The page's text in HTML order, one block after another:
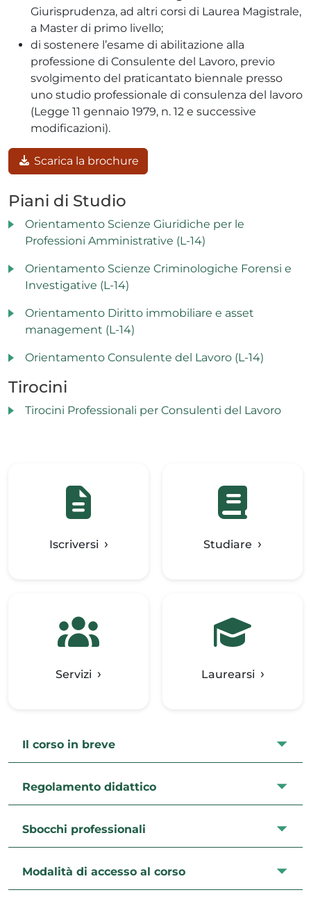
Giurisprudenza, ad altri corsi di Laurea Magistrale,
a Master di primo livello;
di sostenere l’esame di abilitazione alla
professione di Consulente del Lavoro, previo
svolgimento del praticantato biennale presso
uno studio professionale di consulenza del lavoro
(Legge 11 gennaio 1979, n. 12 e successive
modificazioni).
Scarica la brochure
Piani di Studio
Orientamento Scienze Giuridiche per le
Professioni Amministrative (L-14)
Orientamento Scienze Criminologiche Forensi e
Investigative (L-14)
Orientamento Diritto immobiliare e asset
management (L-14)
Orientamento Consulente del Lavoro (L-14)
Tirocini
Tirocini Professionali per Consulenti del Lavoro
Iscriversi Studiare
Servizi Laurearsi
Il corso in breve
Regolamento didattico
Sbocchi professionali
Modalità di accesso al corso